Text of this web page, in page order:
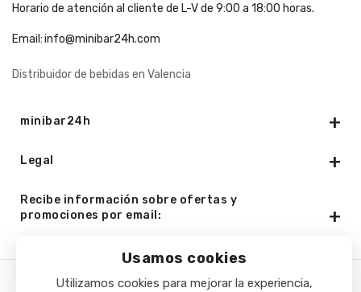
Usamos cookies
Utilizamos cookies para mejorar la experiencia,
Horario de atención al cliente de L-V de 9:00 a 18:00 horas.
Email:info@minibar24h.com
Distribuidor de bebidas en Valencia
minibar24h
Legal
Recibe información sobre ofertas y
promociones por email: